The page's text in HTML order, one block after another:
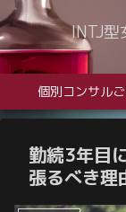
INTJ
個別コンサル
勤続3年目
張るべき理